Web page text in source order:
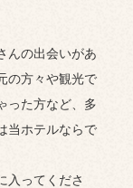
んの出会いがあ
の方々や観光で
った方など、多
当ホテルならで
入ってくださ